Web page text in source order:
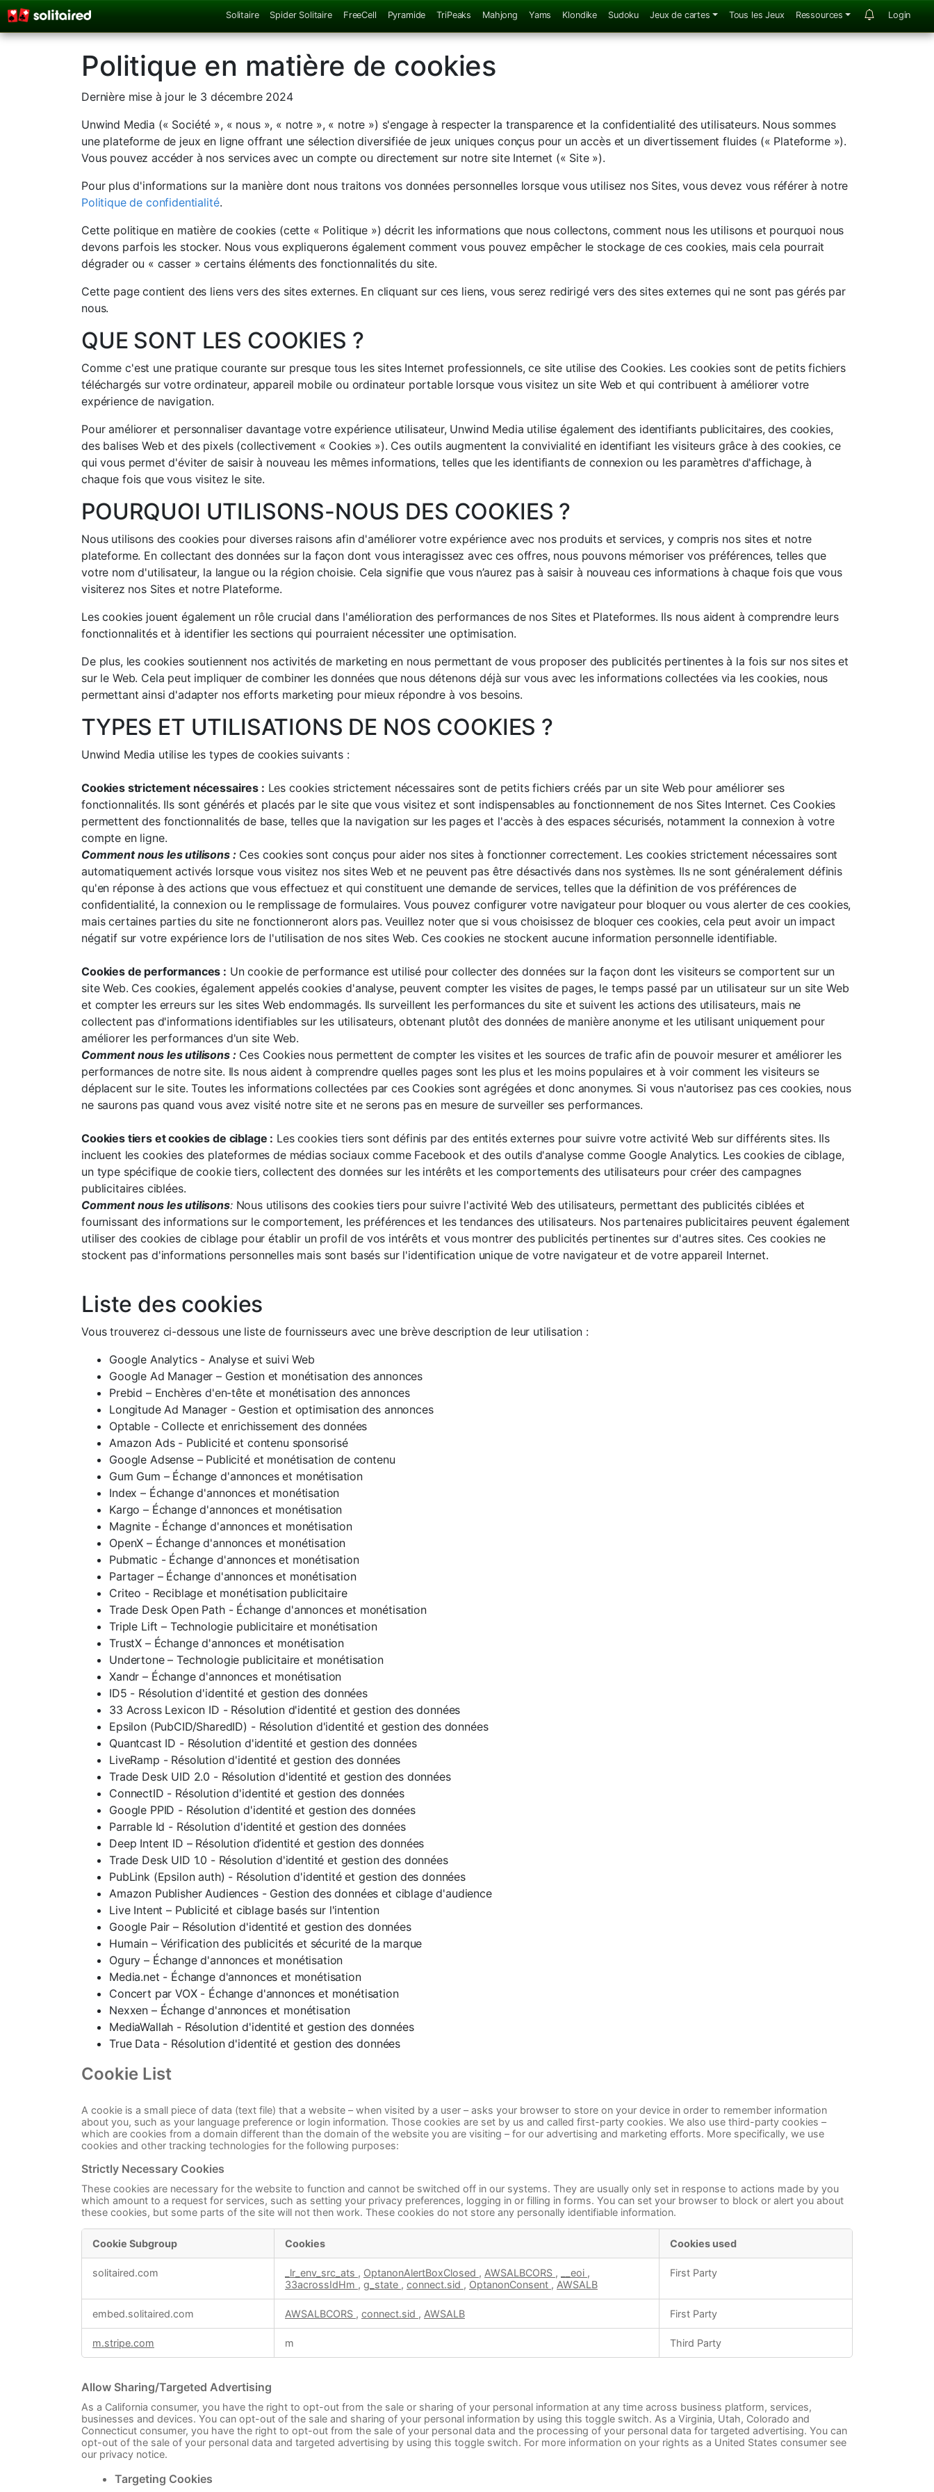
Solitaire Spider Solitaire FreeCell Pyramide TriPeaks Mahjong Yams Klondike Sudoku Jeux de cartes Tous les Jeux Ressources Login
Politique en matière de cookies
Dernière mise à jour le 3 décembre 2024
Unwind Media (« Société », « nous », « notre », « notre ») s'engage à respecter la transparence et la confidentialité des utilisateurs. Nous sommes
une plateforme de jeux en ligne offrant une sélection diversifiée de jeux uniques conçus pour un accès et un divertissement fluides (« Plateforme »).
Vous pouvez accéder à nos services avec un compte ou directement sur notre site Internet (« Site »).
Pour plus d'informations sur la manière dont nous traitons vos données personnelles lorsque vous utilisez nos Sites, vous devez vous référer à notre
Politique de confidentialité.
Cette politique en matière de cookies (cette « Politique ») décrit les informations que nous collectons, comment nous les utilisons et pourquoi nous
devons parfois les stocker. Nous vous expliquerons également comment vous pouvez empêcher le stockage de ces cookies, mais cela pourrait
dégrader ou « casser » certains éléments des fonctionnalités du site.
Cette page contient des liens vers des sites externes. En cliquant sur ces liens, vous serez redirigé vers des sites externes qui ne sont pas gérés par
nous.
QUE SONT LES COOKIES ?
Comme c'est une pratique courante sur presque tous les sites Internet professionnels, ce site utilise des Cookies. Les cookies sont de petits fichiers
téléchargés sur votre ordinateur, appareil mobile ou ordinateur portable lorsque vous visitez un site Web et qui contribuent à améliorer votre
expérience de navigation.
Pour améliorer et personnaliser davantage votre expérience utilisateur, Unwind Media utilise également des identifiants publicitaires, des cookies,
des balises Web et des pixels (collectivement « Cookies »). Ces outils augmentent la convivialité en identifiant les visiteurs grâce à des cookies, ce
qui vous permet d'éviter de saisir à nouveau les mêmes informations, telles que les identifiants de connexion ou les paramètres d'affichage, à
chaque fois que vous visitez le site.
POURQUOI UTILISONS-NOUS DES COOKIES ?
Nous utilisons des cookies pour diverses raisons afin d'améliorer votre expérience avec nos produits et services, y compris nos sites et notre
plateforme. En collectant des données sur la façon dont vous interagissez avec ces offres, nous pouvons mémoriser vos préférences, telles que
votre nom d'utilisateur, la langue ou la région choisie. Cela signifie que vous n’aurez pas à saisir à nouveau ces informations à chaque fois que vous
visiterez nos Sites et notre Plateforme.
Les cookies jouent également un rôle crucial dans l'amélioration des performances de nos Sites et Plateformes. Ils nous aident à comprendre leurs
fonctionnalités et à identifier les sections qui pourraient nécessiter une optimisation.
De plus, les cookies soutiennent nos activités de marketing en nous permettant de vous proposer des publicités pertinentes à la fois sur nos sites et
sur le Web. Cela peut impliquer de combiner les données que nous détenons déjà sur vous avec les informations collectées via les cookies, nous
permettant ainsi d'adapter nos efforts marketing pour mieux répondre à vos besoins.
TYPES ET UTILISATIONS DE NOS COOKIES ?
Unwind Media utilise les types de cookies suivants :
Cookies strictement nécessaires : Les cookies strictement nécessaires sont de petits fichiers créés par un site Web pour améliorer ses
fonctionnalités. Ils sont générés et placés par le site que vous visitez et sont indispensables au fonctionnement de nos Sites Internet. Ces Cookies
permettent des fonctionnalités de base, telles que la navigation sur les pages et l'accès à des espaces sécurisés, notamment la connexion à votre
compte en ligne.
Comment nous les utilisons :Ces cookies sont conçus pour aider nos sites à fonctionner correctement. Les cookies strictement nécessaires sont
automatiquement activés lorsque vous visitez nos sites Web et ne peuvent pas être désactivés dans nos systèmes. Ils ne sont généralement définis
qu'en réponse à des actions que vous effectuez et qui constituent une demande de services, telles que la définition de vos préférences de
confidentialité, la connexion ou le remplissage de formulaires. Vous pouvez configurer votre navigateur pour bloquer ou vous alerter de ces cookies,
mais certaines parties du site ne fonctionneront alors pas. Veuillez noter que si vous choisissez de bloquer ces cookies, cela peut avoir un impact
négatif sur votre expérience lors de l'utilisation de nos sites Web. Ces cookies ne stockent aucune information personnelle identifiable.
Cookies de performances : Un cookie de performance est utilisé pour collecter des données sur la façon dont les visiteurs se comportent sur un
site Web. Ces cookies, également appelés cookies d'analyse, peuvent compter les visites de pages, le temps passé par un utilisateur sur un site Web
et compter les erreurs sur les sites Web endommagés. Ils surveillent les performances du site et suivent les actions des utilisateurs, mais ne
collectent pas d'informations identifiables sur les utilisateurs, obtenant plutôt des données de manière anonyme et les utilisant uniquement pour
améliorer les performances d'un site Web.
Comment nous les utilisons :Ces Cookies nous permettent de compter les visites et les sources de trafic afin de pouvoir mesurer et améliorer les
performances de notre site. Ils nous aident à comprendre quelles pages sont les plus et les moins populaires et à voir comment les visiteurs se
déplacent sur le site. Toutes les informations collectées par ces Cookies sont agrégées et donc anonymes. Si vous n'autorisez pas ces cookies, nous
ne saurons pas quand vous avez visité notre site et ne serons pas en mesure de surveiller ses performances.
Cookies tiers et cookies de ciblage : Les cookies tiers sont définis par des entités externes pour suivre votre activité Web sur différents sites. Ils
incluent les cookies des plateformes de médias sociaux comme Facebook et des outils d'analyse comme Google Analytics. Les cookies de ciblage,
un type spécifique de cookie tiers, collectent des données sur les intérêts et les comportements des utilisateurs pour créer des campagnes
publicitaires ciblées.
Comment nous les utilisons:Nous utilisons des cookies tiers pour suivre l'activité Web des utilisateurs, permettant des publicités ciblées et
fournissant des informations sur le comportement, les préférences et les tendances des utilisateurs. Nos partenaires publicitaires peuvent également
utiliser des cookies de ciblage pour établir un profil de vos intérêts et vous montrer des publicités pertinentes sur d'autres sites. Ces cookies ne
stockent pas d'informations personnelles mais sont basés sur l'identification unique de votre navigateur et de votre appareil Internet.
Liste des cookies
Vous trouverez ci-dessous une liste de fournisseurs avec une brève description de leur utilisation :
Google Analytics - Analyse et suivi Web
Google Ad Manager – Gestion et monétisation des annonces
Prebid – Enchères d'en-tête et monétisation des annonces
Longitude Ad Manager - Gestion et optimisation des annonces
Optable - Collecte et enrichissement des données
Amazon Ads - Publicité et contenu sponsorisé
Google Adsense – Publicité et monétisation de contenu
Gum Gum – Échange d'annonces et monétisation
Index – Échange d'annonces et monétisation
Kargo – Échange d'annonces et monétisation
Magnite - Échange d'annonces et monétisation
OpenX – Échange d'annonces et monétisation
Pubmatic - Échange d'annonces et monétisation
Partager – Échange d'annonces et monétisation
Criteo - Reciblage et monétisation publicitaire
Trade Desk Open Path - Échange d'annonces et monétisation
Triple Lift – Technologie publicitaire et monétisation
TrustX – Échange d'annonces et monétisation
Undertone – Technologie publicitaire et monétisation
Xandr – Échange d'annonces et monétisation
ID5 - Résolution d'identité et gestion des données
33 Across Lexicon ID - Résolution d'identité et gestion des données
Epsilon (PubCID/SharedID) - Résolution d'identité et gestion des données
Quantcast ID - Résolution d'identité et gestion des données
LiveRamp - Résolution d'identité et gestion des données
Trade Desk UID 2.0 - Résolution d'identité et gestion des données
ConnectID - Résolution d'identité et gestion des données
Google PPID - Résolution d'identité et gestion des données
Parrable Id - Résolution d'identité et gestion des données
Deep Intent ID – Résolution d’identité et gestion des données
Trade Desk UID 1.0 - Résolution d'identité et gestion des données
PubLink (Epsilon auth) - Résolution d'identité et gestion des données
Amazon Publisher Audiences - Gestion des données et ciblage d'audience
Live Intent – Publicité et ciblage basés sur l'intention
Google Pair – Résolution d'identité et gestion des données
Humain – Vérification des publicités et sécurité de la marque
Ogury – Échange d'annonces et monétisation
Media.net - Échange d'annonces et monétisation
Concert par VOX - Échange d'annonces et monétisation
Nexxen – Échange d'annonces et monétisation
MediaWallah - Résolution d'identité et gestion des données
True Data - Résolution d'identité et gestion des données
Cookie List
A cookie is a small piece of data (text file) that a website – when visited by a user – asks your browser to store on your device in order to remember information
about you, such as your language preference or login information. Those cookies are set by us and called first-party cookies. We also use third-party cookies –
which are cookies from a domain different than the domain of the website you are visiting – for our advertising and marketing efforts. More specifically, we use
cookies and other tracking technologies for the following purposes:
Strictly Necessary Cookies
These cookies are necessary for the website to function and cannot be switched off in our systems. They are usually only set in response to actions made by you
which amount to a request for services, such as setting your privacy preferences, logging in or filling in forms. You can set your browser to block or alert you about
these cookies, but some parts of the site will not then work. These cookies do not store any personally identifiable information.
Necessary
Cookie Subgroup Cookies Cookies used
solitaired.com _lr_env_src_ats , OptanonAlertBoxClosed , AWSALBCORS , __eoi ,
33acrossIdHm , g_state , connect.sid , OptanonConsent , AWSALB
First Party
embed.solitaired.com AWSALBCORS , connect.sid , AWSALB First Party
m.stripe.com m Third Party
Allow Sharing/Targeted Advertising
As a California consumer, you have the right to opt-out from the sale or sharing of your personal information at any time across business platform, services,
businesses and devices. You can opt-out of the sale and sharing of your personal information by using this toggle switch. As a Virginia, Utah, Colorado and
Connecticut consumer, you have the right to opt-out from the sale of your personal data and the processing of your personal data for targeted advertising. You can
opt-out of the sale of your personal data and targeted advertising by using this toggle switch. For more information on your rights as a United States consumer see
our privacy notice.
Targeting Cookies